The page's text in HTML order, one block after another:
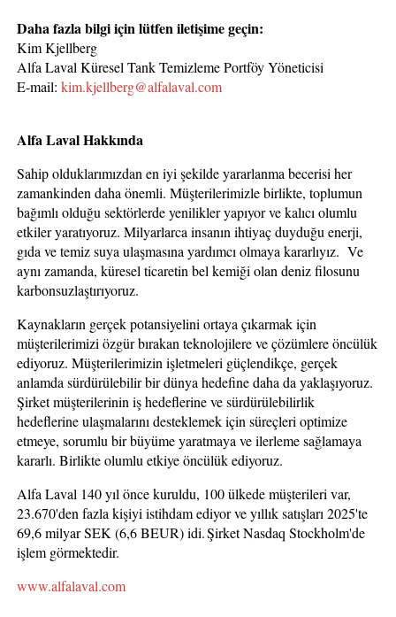
Daha fazla bilgi için lütfen iletişime geçin:
Kim Kjellberg
Alfa Laval Küresel Tank Temizleme Portföy Yöneticisi
E-mail:kim.kjellberg@alfalaval.com
Alfa Laval Hakkında
Sahip olduklarımızdan en iyi şekilde yararlanma becerisi her
zamankinden daha önemli. Müşterilerimizle birlikte, toplumun
bağımlı olduğu sektörlerde yenilikler yapıyor ve kalıcı olumlu
etkiler yaratıyoruz. Milyarlarca insanın ihtiyaç duyduğu enerji,
gıda ve temiz suya ulaşmasına yardımcı olmaya kararlıyız. Ve
aynı zamanda, küresel ticaretin bel kemiği olan deniz filosunu
karbonsuzlaştırıyoruz.
Kaynakların gerçek potansiyelini ortaya çıkarmak için
müşterilerimizi özgür bırakan teknolojilere ve çözümlere öncülük
ediyoruz. Müşterilerimizin işletmeleri güçlendikçe, gerçek
anlamda sürdürülebilir bir dünya hedefine daha da yaklaşıyoruz.
Şirket müşterilerinin iş hedeflerine ve sürdürülebilirlik
hedeflerine ulaşmalarını desteklemek için süreçleri optimize
etmeye, sorumlu bir büyüme yaratmaya ve ilerleme sağlamaya
kararlı. Birlikte olumlu etkiye öncülük ediyoruz.
Alfa Laval 140 yıl önce kuruldu, 100 ülkede müşterileri var,
23.670'den fazla kişiyi istihdam ediyor ve yıllık satışları 2025'te
69,6 milyar SEK (6,6 BEUR) idi. Şirket Nasdaq Stockholm'de
işlem görmektedir.
www.alfalaval.com